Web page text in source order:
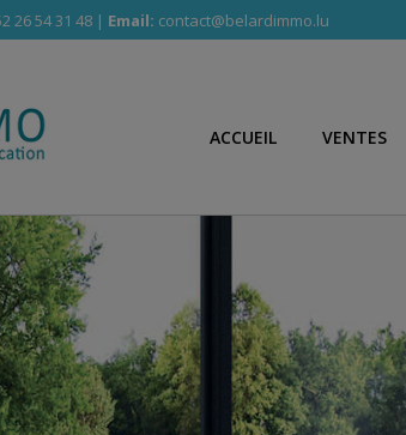
26 54 31 48 | Email: contact@belardimmo.lu
ACCUEIL VENTES